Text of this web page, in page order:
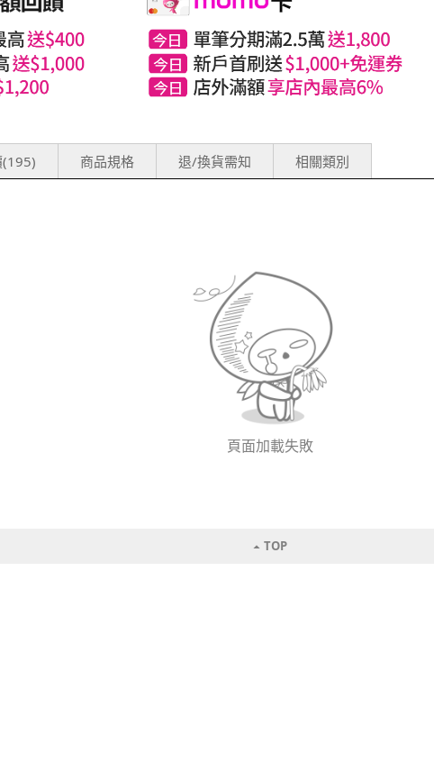
(195) 商品規格 退/換貨需知 相關類別
頁面加載失敗
TOP